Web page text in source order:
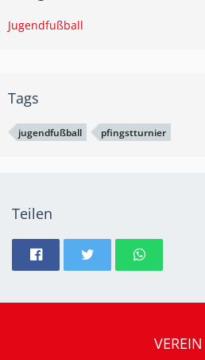
Jugendfußball
Tags
jugendfußball pfingstturnier
Teilen
VEREIN